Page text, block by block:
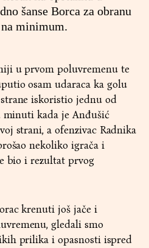
šanse Borca za obranu
minimum.
u prvom poluvremenu te
osam udaraca ka golu
iskoristio jednu od
minuti kada je Anđušić
strani, a ofenzivac Radnika
nekoliko igrača i
bio i rezultat prvog
krenuti još jače i
gledali smo
prilika i opasnosti ispred